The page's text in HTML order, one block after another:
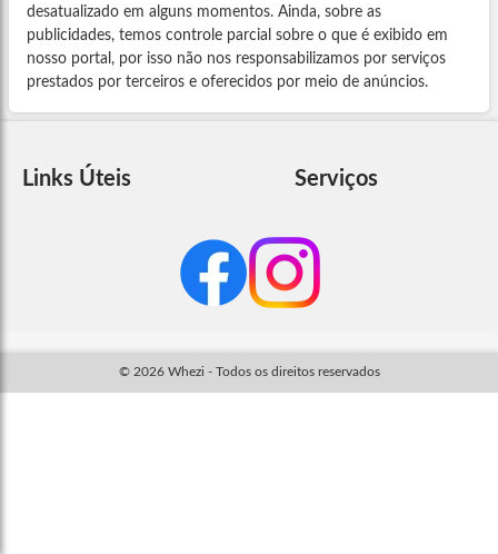
desatualizado em alguns momentos. Ainda, sobre as
publicidades, temos controle parcial sobre o que é exibido em
nosso portal, por isso não nos responsabilizamos por serviços
prestados por terceiros e oferecidos por meio de anúncios.
Links Úteis Serviços
© 2026 Whezi - Todos os direitos reservados